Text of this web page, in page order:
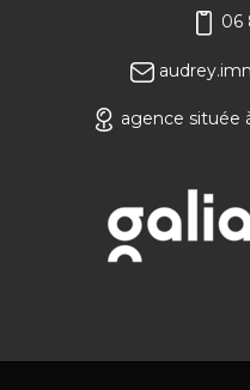
06
agence située